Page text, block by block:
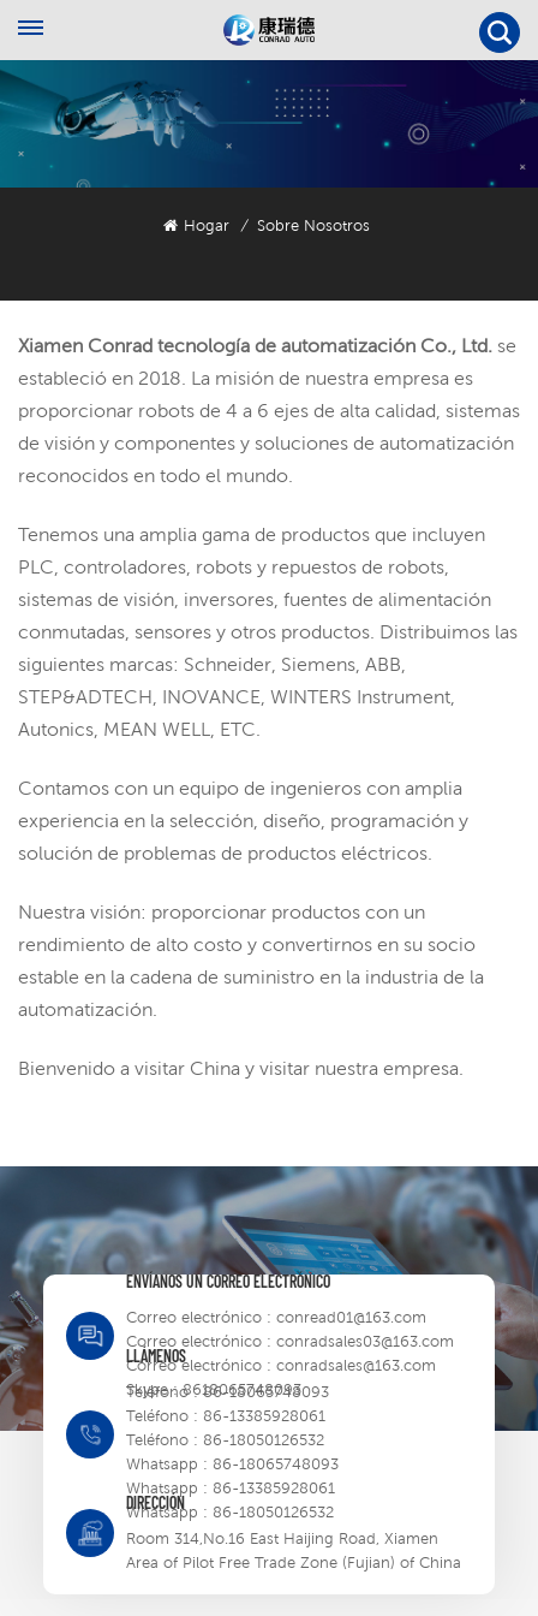
Hogar / Sobre Nosotros
Xiamen Conrad tecnología de automatización Co., Ltd. se
estableció en 2018. La misión de nuestra empresa es
proporcionar robots de 4 a 6 ejes de alta calidad, sistemas
de visión y componentes y soluciones de automatización
reconocidos en todo el mundo.
Tenemos una amplia gama de productos que incluyen
PLC, controladores, robots y repuestos de robots,
sistemas de visión, inversores, fuentes de alimentación
conmutadas, sensores y otros productos. Distribuimos las
siguientes marcas: Schneider, Siemens, ABB,
STEP&ADTECH, INOVANCE, WINTERS Instrument,
Autonics, MEAN WELL, ETC.
Contamos con un equipo de ingenieros con amplia
experiencia en la selección, diseño, programación y
solución de problemas de productos eléctricos.
Nuestra visión: proporcionar productos con un
rendimiento de alto costo y convertirnos en su socio
estable en la cadena de suministro en la industria de la
automatización.
Bienvenido a visitar China y visitar nuestra empresa.
ENVÍANOS UN CORREO ELECTRÓNICO
Correo electrónico : conread01@163.com
Correo electrónico : conradsales03@163.com
Correo electrónico : conradsales@163.com
Skype :8618065748093
LLÁMENOS
Teléfono :86-18065748093
Teléfono : 86-13385928061
Teléfono : 86-18050126532
Whatsapp : 86-18065748093
Whatsapp : 86-13385928061
Whatsapp : 86-18050126532
DIRECCIÓN
Room 314,No.16 East Haijing Road, Xiamen
Area of Pilot Free Trade Zone (Fujian) of China